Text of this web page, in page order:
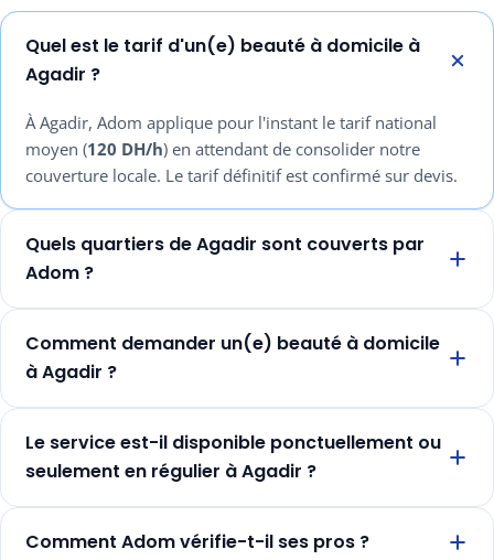
Quel est le tarif d'un(e) beauté à domicile à
Agadir ?
À Agadir, Adom applique pour l'instant le tarif national
moyen (120 DH/h) en attendant de consolider notre
couverture locale. Le tarif définitif est confirmé sur devis.
Quels quartiers de Agadir sont couverts par
Adom ?
Comment demander un(e) beauté à domicile
à Agadir ?
Le service est-il disponible ponctuellement ou
seulement en régulier à Agadir ?
Comment Adom vérifie-t-il ses pros ?